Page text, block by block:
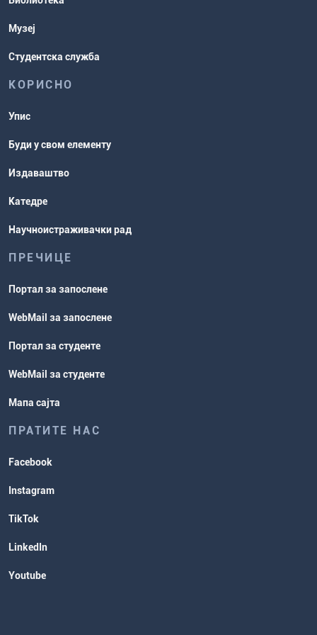
рокови
Музеј
Студентска служба
КОРИСНО
Упис
Буди у свом елементу
Издаваштво
Катедре
Научноистраживачки рад
ПРЕЧИЦЕ
Портал за запослене
WebMail за запослене
Портал за студенте
WebMail за студенте
Мапа сајта
ПРАТИТЕ НАС
Facebook
Instagram
TikTok
LinkedIn
Youtube